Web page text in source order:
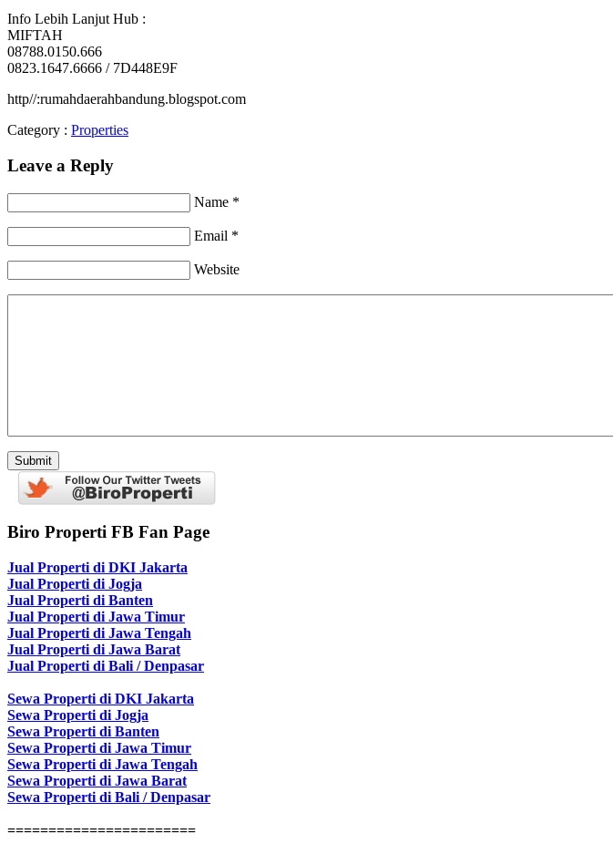
Info Lebih Lanjut Hub :
MIFTAH
08788.0150.666
0823.1647.6666 / 7D448E9F
http//:rumahdaerahbandung.blogspot.com
Category : Properties
Leave a Reply
Name *
Email *
Website
Biro Properti FB Fan Page
Jual Properti di DKI Jakarta
Jual Properti di Jogja
Jual Properti di Banten
Jual Properti di Jawa Timur
Jual Properti di Jawa Tengah
Jual Properti di Jawa Barat
Jual Properti di Bali / Denpasar
Sewa Properti di DKI Jakarta
Sewa Properti di Jogja
Sewa Properti di Banten
Sewa Properti di Jawa Timur
Sewa Properti di Jawa Tengah
Sewa Properti di Jawa Barat
Sewa Properti di Bali / Denpasar
=======================